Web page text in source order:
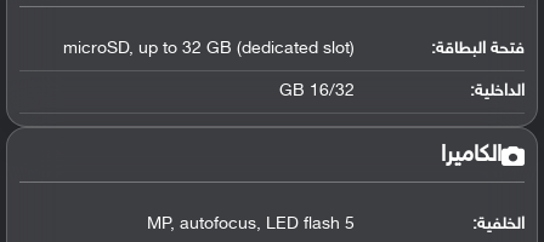
فتحة البطاقة: microSD, up to 32 GB (dedicated slot)
الداخلية: 16/32 GB
الكاميرا
الخلفية: 5 MP, autofocus, LED flash